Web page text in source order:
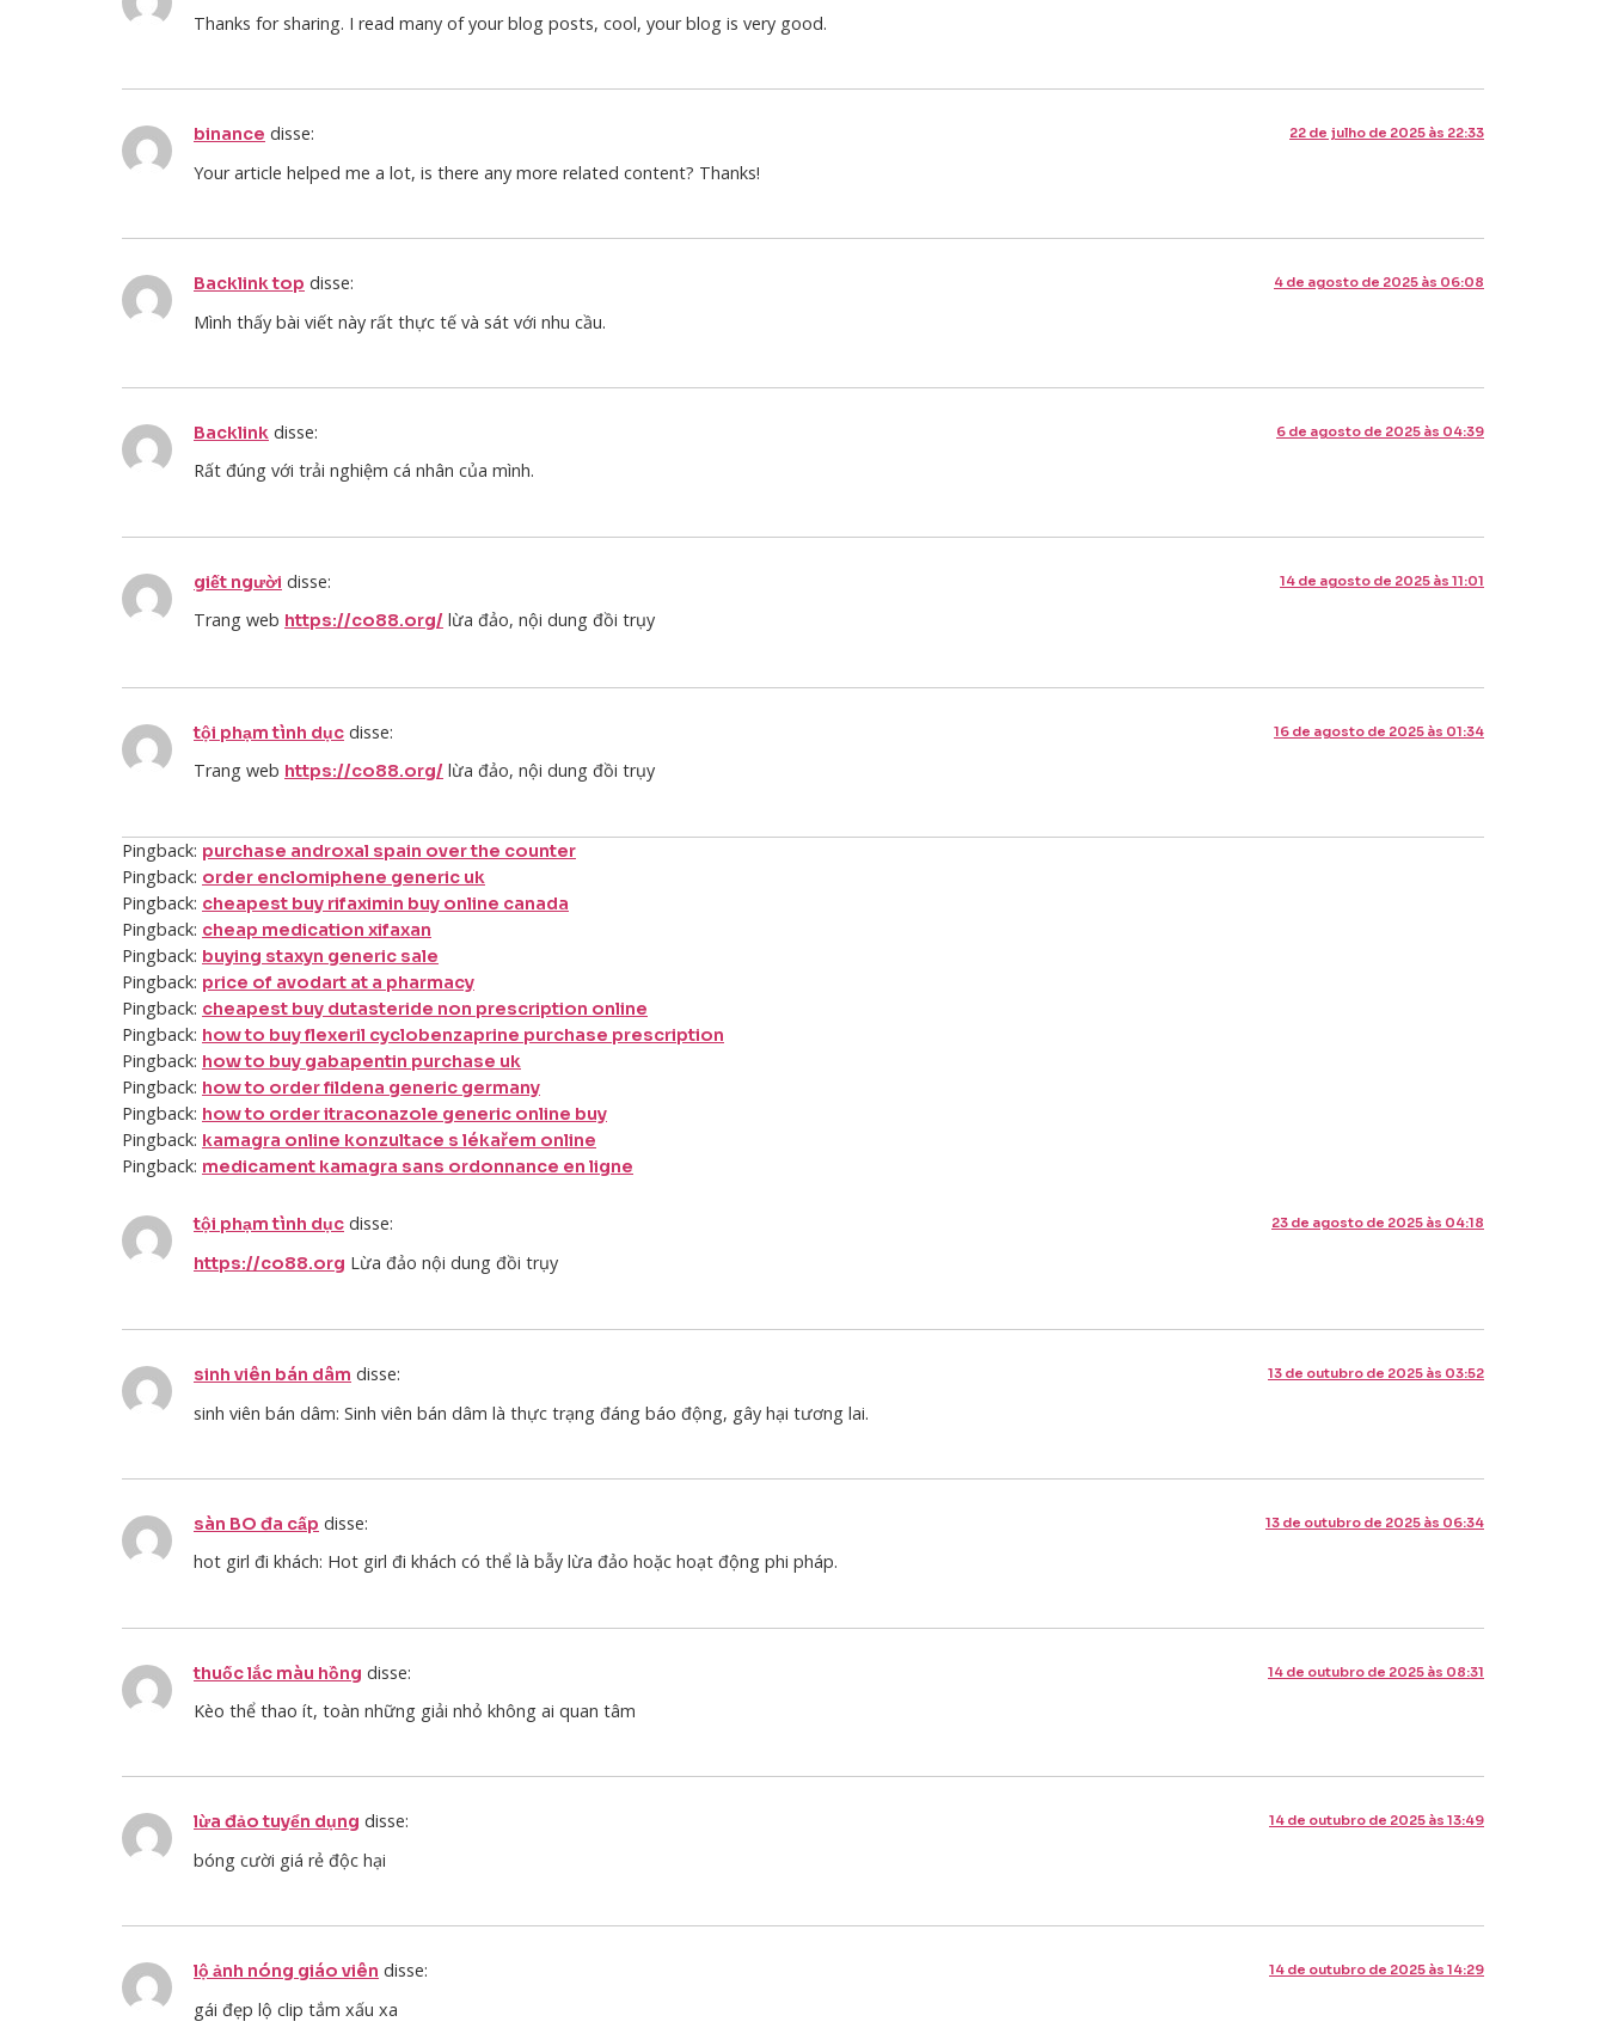
Thanks for sharing. I read many of your blog posts, cool, your blog is very good.
binance disse: 22 de julho de 2025 às 22:33
Your article helped me a lot, is there any more related content? Thanks!
Backlink top disse: 4 de agosto de 2025 às 06:08
Mình thấy bài viết này rất thực tế và sát với nhu cầu.
Backlink disse: 6 de agosto de 2025 às 04:39
Rất đúng với trải nghiệm cá nhân của mình.
giết người disse: 14 de agosto de 2025 às 11:01
Trang web https://co88.org/ lừa đảo, nội dung đồi trụy
tội phạm tình dục disse: 16 de agosto de 2025 às 01:34
Trang web https://co88.org/ lừa đảo, nội dung đồi trụy
Pingback: purchase androxal spain over the counter
Pingback: order enclomiphene generic uk
Pingback: cheapest buy rifaximin buy online canada
Pingback: cheap medication xifaxan
Pingback: buying staxyn generic sale
Pingback: price of avodart at a pharmacy
Pingback: cheapest buy dutasteride non prescription online
Pingback: how to buy flexeril cyclobenzaprine purchase prescription
Pingback: how to buy gabapentin purchase uk
Pingback: how to order fildena generic germany
Pingback: how to order itraconazole generic online buy
Pingback: kamagra online konzultace s lékařem online
Pingback: medicament kamagra sans ordonnance en ligne
tội phạm tình dục disse: 23 de agosto de 2025 às 04:18
https://co88.org Lừa đảo nội dung đồi trụy
sinh viên bán dâm disse: 13 de outubro de 2025 às 03:52
sinh viên bán dâm: Sinh viên bán dâm là thực trạng đáng báo động, gây hại tương lai.
sàn BO đa cấp disse: 13 de outubro de 2025 às 06:34
hot girl đi khách: Hot girl đi khách có thể là bẫy lừa đảo hoặc hoạt động phi pháp.
thuốc lắc màu hồng disse: 14 de outubro de 2025 às 08:31
Kèo thể thao ít, toàn những giải nhỏ không ai quan tâm
lừa đảo tuyển dụng disse: 14 de outubro de 2025 às 13:49
bóng cười giá rẻ độc hại
lộ ảnh nóng giáo viên disse: 14 de outubro de 2025 às 14:29
gái đẹp lộ clip tắm xấu xa